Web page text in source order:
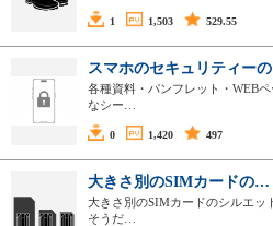
1 1,503 529.55
スマホのセキュリティー
各種資料・パンフレット・WEB
なシー…
0 1,420 497
大きさ別のSIMカードの…
大きさ別のSIMカードのシルエッ
そうだ…